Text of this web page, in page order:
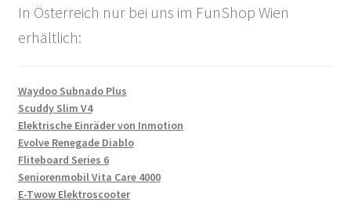
In Österreich nur bei uns im FunShop Wien
erhältlich:
Waydoo Subnado Plus
Scuddy Slim V4
Elektrische Einräder von Inmotion
Evolve Renegade Diablo
Fliteboard Series 6
Seniorenmobil Vita Care 4000
E-Twow Elektroscooter